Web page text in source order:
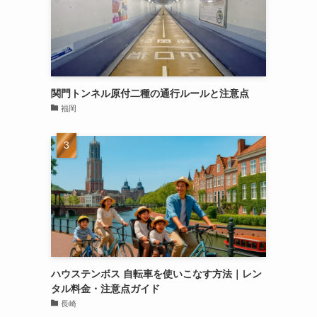
関門トンネル原付二種の通行ルールと注意点
福岡
ハウステンボス 自転車を使いこなす方法｜レン
タル料金・注意点ガイド
長崎